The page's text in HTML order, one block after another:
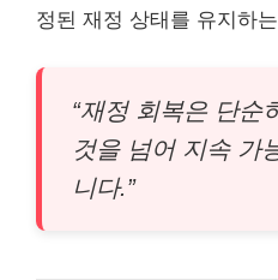
정된 재정 상태를 유지하
“재정 회복은 단순
것을 넘어 지속 가
니다.”